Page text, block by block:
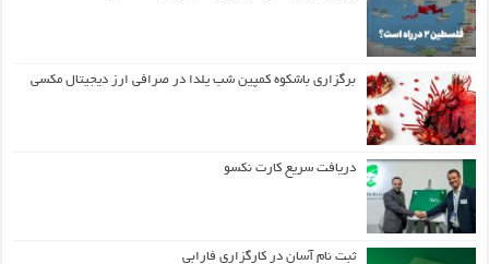
برگزاری باشکوه کمپین شب یلدا در صرافی ارز دیجیتال مکسی
دریافت سریع کارت نکسو
ثبت نام آسان در کارگزاری فارابی